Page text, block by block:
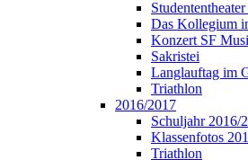
Das Kollegium
Konzert SF
Sakristei
Langlauftag im
Triathlon
2016/2017
Schuljahr 2016/
Klassenfotos
Triathlon